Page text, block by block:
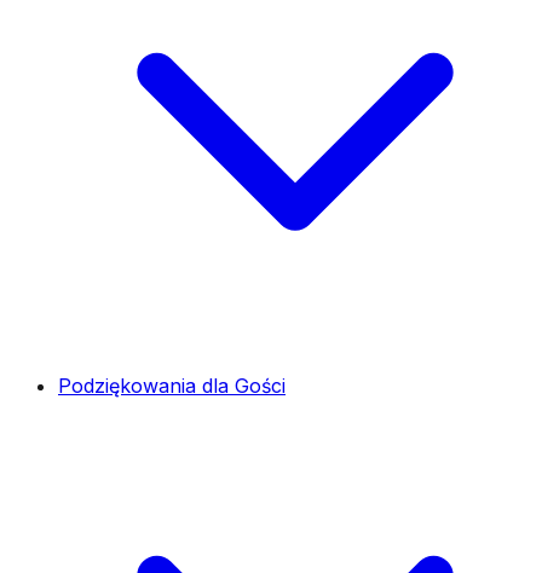
Podziękowania dla Gości